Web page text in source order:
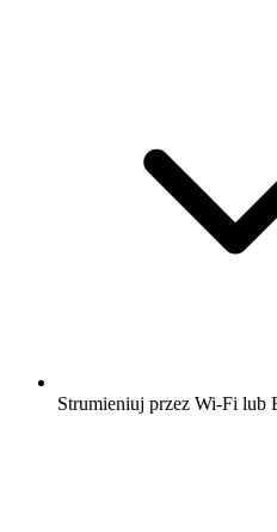
Strumieniuj przez Wi-Fi lub